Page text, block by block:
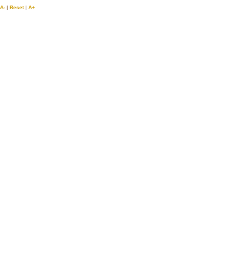
A- | Reset| A+